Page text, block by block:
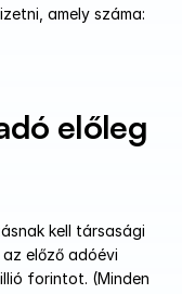
amely száma:
előleg
kell társasági
előző adóévi
forintot. (Minden